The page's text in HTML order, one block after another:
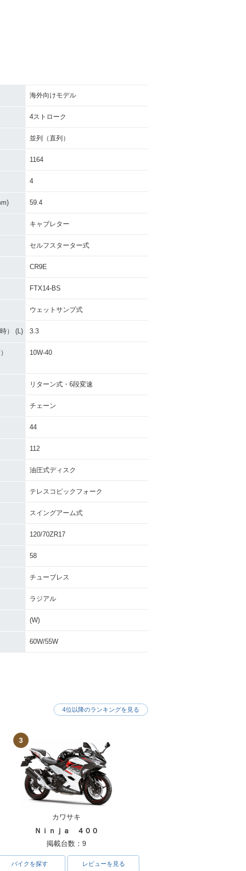
海外向けモデル
4ストローク
並列（直列）
1164
4
59.4
キャブレター
セルフスターター式
CR9E
FTX14-BS
ウェットサンプ式
） (L) 3.3
10W-40
リターン式・6段変速
チェーン
44
112
油圧式ディスク
テレスコピックフォーク
スイングアーム式
120/70ZR17
58
チューブレス
ラジアル
(W)
60W/55W
3
カワサキ
Ｎｉｎｊａ ４００
掲載台数：9
バイクを探す レビューを見る
4位以降のランキングを見る